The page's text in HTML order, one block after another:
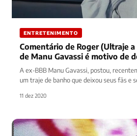
ENTRETENIMENTO
Comentário de Roger (Ultraje
de Manu Gavassi é motivo de
A ex-BBB Manu Gavassi, postou,
um traje de banho que deixou seus fãs e
11 dez 2020